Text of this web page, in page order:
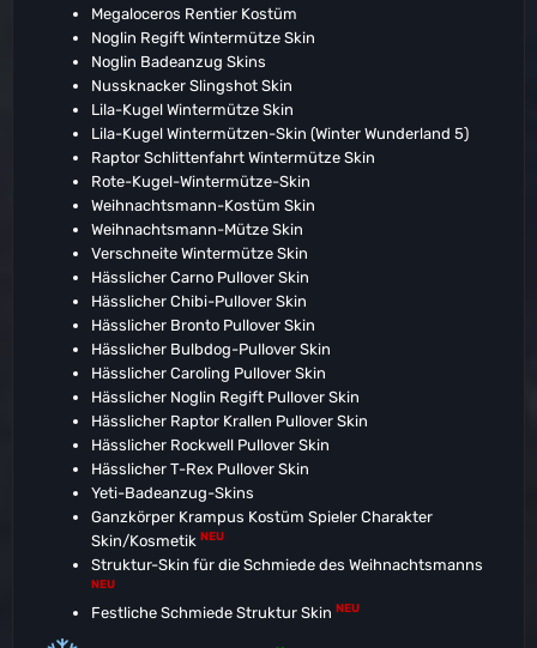
Megaloceros Rentier Kostüm
Noglin Regift Wintermütze Skin
Noglin Badeanzug Skins
Nussknacker Slingshot Skin
Lila-Kugel Wintermütze Skin
Lila-Kugel Wintermützen-Skin (Winter Wunderland 5)
Raptor Schlittenfahrt Wintermütze Skin
Rote-Kugel-Wintermütze-Skin
Weihnachtsmann-Kostüm Skin
Weihnachtsmann-Mütze Skin
Verschneite Wintermütze Skin
Hässlicher Carno Pullover Skin
Hässlicher Chibi-Pullover Skin
Hässlicher Bronto Pullover Skin
Hässlicher Bulbdog-Pullover Skin
Hässlicher Caroling Pullover Skin
Hässlicher Noglin Regift Pullover Skin
Hässlicher Raptor Krallen Pullover Skin
Hässlicher Rockwell Pullover Skin
Hässlicher T-Rex Pullover Skin
Yeti-Badeanzug-Skins
Ganzkörper Krampus Kostüm Spieler Charakter
Skin/Kosmetik NEU
Struktur-Skin für die Schmiede des Weihnachtsmanns
NEU
Festliche Schmiede Struktur Skin NEU